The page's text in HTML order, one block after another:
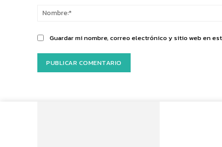
Guardar mi nombre, correo electrónico y sitio web en